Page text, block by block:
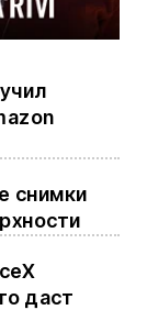
снимки
даст